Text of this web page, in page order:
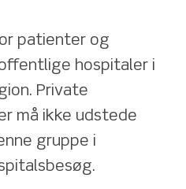
patienter og
hospitaler i
Private
må ikke udstede
gruppe i